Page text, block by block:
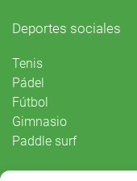
Deportes sociales
Tenis
Pádel
Fútbol
Gimnasio
Paddle surf